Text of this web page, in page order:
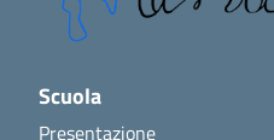
Scuola
Presentazione